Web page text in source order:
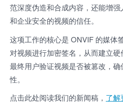
范深度伪造和合成内容，还能增
和企业安全的视频的信任。
这项工作的核心是 ONVIF 的媒体
对视频进行加密签名，从而建立
最终用户验证视频是否被篡改，
性。
点击此处阅读我们的新闻稿， 了解